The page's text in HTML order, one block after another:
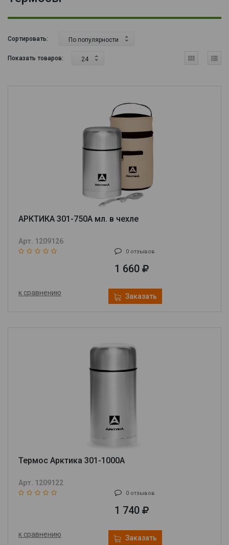
Сортировать: По популярности
Показать товаров: 24
АРКТИКА 301-750А мл. в чехле
Арт. 1209126
0 отзывов
1 660
к сравнению Заказать
Термос Арктика 301-1000А
Арт. 1209122
0 отзывов
1 740
к сравнению Заказать